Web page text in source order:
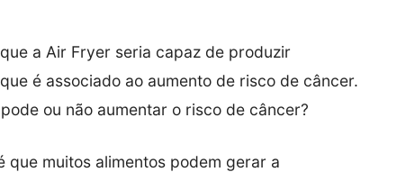
a Air Fryer seria capaz de produzir
é associado ao aumento de risco de câncer.
ou não aumentar o risco de câncer?
que muitos alimentos podem gerar a